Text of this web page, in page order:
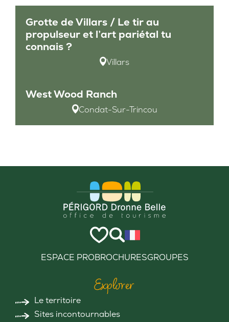
Grotte de Villars / Le tir au
propulseur et l’art pariétal tu
connais ?
Villars
West Wood Ranch
Condat-Sur-Trincou
ESPACE PROBROCHURESGROUPES
Explorer
Le territoire
Sites incontournables